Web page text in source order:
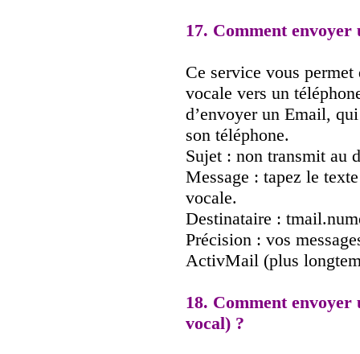
17. Comment
Ce service vous permet
vocale vers un
d’envoyer un Email,
son téléphone.
Sujet : non transmit au
Message : tapez le
vocale.
Destinataire :
Précision : vos
ActivMail (plus
18. Comment envoyer
vocal) ?